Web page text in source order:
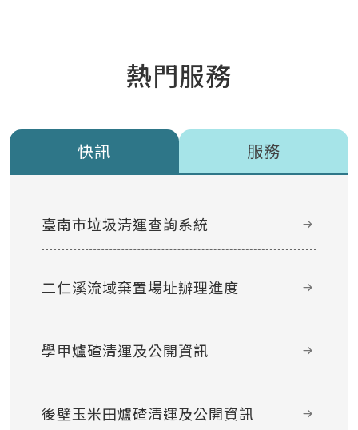
熱門服務
快訊 服務
臺南市垃圾清運查詢系統
二仁溪流域棄置場址辦理進度
學甲爐碴清運及公開資訊
後壁玉米田爐碴清運及公開資訊